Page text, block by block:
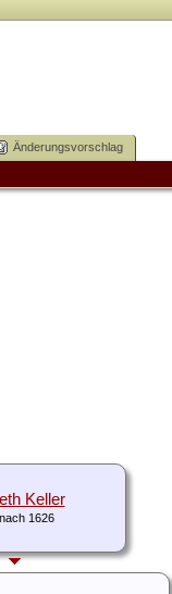
Änderungsvorschlag
Keller
1626